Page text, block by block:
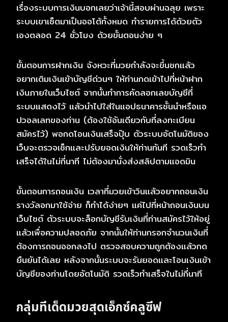
เรื่องระบบการเงินบอกเลยว่าเจ้านี้สอบผ่านฉลุย เพราะ
ระบบเขาเซ็ตมาเป็นออโต้ทั้งหมด ทำรายการได้ด้วยตัว
เองตลอด 24 ชั่วโมง ด้วยขั้นตอนง่าย ๆ
ขั้นตอนการฝากเงิน จังหวะที่มวยกำลังจะขึ้นชกแล้ว
อยากเติมเงินเข้าบัญชีด่วนๆ ให้ท่านกดเข้าไปที่หน้าฝาก
เงินภายในเว็บไซต์ จากนั้นทำการคัดลอกเลขบัญชีที่
ระบบแสดงไว้ แล้วนำไปใส่ในแอปธนาคารชั้นนำหรือแอ
ปวอลเลทของท่าน (ต้องใช้อันเดียวกับที่ลงทะเบียน
สมัครไว้) พอกดโอนเงินเสร็จปุ๊บ ตัวระบบอัตโนมัติของ
เว็บจะตรวจเช็กและปรับยอดเงินให้ท่านทันที รวดเร็วทำ
เสร็จได้ในไม่กี่นาที ไม่ต้องมานั่งส่งสลิปตามแอดมิน
ขั้นตอนการถอนเงิน เวลาที่มวยเข้าวินแล้วอยากถอนเงิน
รางวัลอกมาใช้จ่าย ก็ทำได้ง่ายๆ แค่ไปที่หน้าถอนเงินบน
เว็บไซต์ ตัวระบบจะล็อกบัญชีรับเงินที่ท่านสมัครไว้ให้อยู่
แล้วเพื่อความปลอดภัย จากนั้นให้ท่านกรอกจำนวนเงินที่
ต้องการถอนออกลงไป ตรวจสอบความถูกต้องแล้วกด
ยืนยันได้เลย หลังจากนั้นระบบจะรันยอดและโอนเงินเข้า
บัญชีของท่านโดยอัตโนมัติ รวดเร็วทำเสร็จในไม่กี่นาที
กลุ่มทีเด็ดมวยสุดเอ็กซ์คลูซีฟ